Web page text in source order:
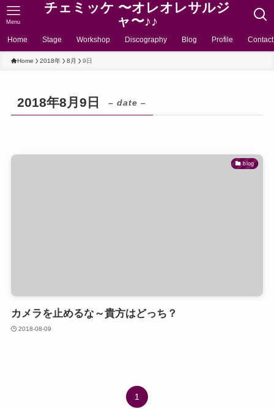
チェミッケ 〜オレオレサルジ
ャ〜♪♪
Menu
Home Stage Workshop Discography Blog Profile Contact
Home 2018年 8月 9日
2018年8月9日 – date –
blog
カメラを止めるな～貴方はどっち？
2018-08-09
1